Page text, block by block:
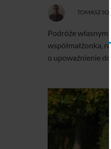
TOMASZ
Podróże
współmałżonka,
o upoważnienie